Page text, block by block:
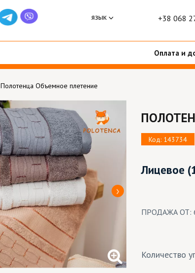
язык +38 068
Оплата и
Полотенца Объемное плетение
Код: 143734
Лицевое
ПРОДАЖА ОТ:
Количество